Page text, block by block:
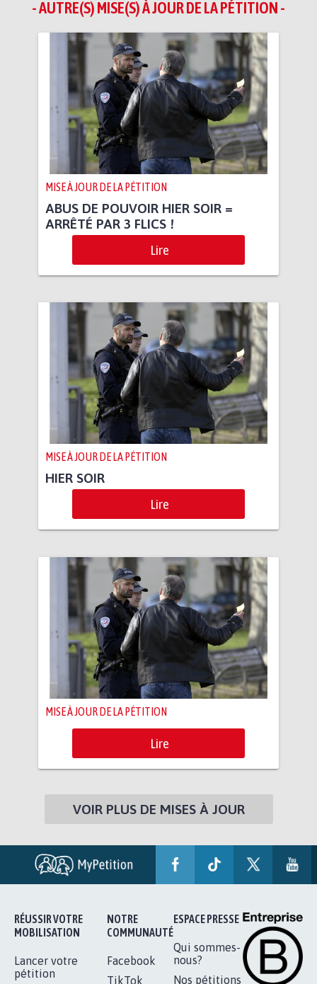
- AUTRE(S) MISE(S) À JOUR DE LA PÉTITION -
MISE À JOUR DE LA PÉTITION
ABUS DE POUVOIR HIER SOIR =
ARRÊTÉ PAR 3 FLICS !
Lire
MISE À JOUR DE LA PÉTITION
HIER SOIR
Lire
MISE À JOUR DE LA PÉTITION
Lire
VOIR PLUS DE MISES À JOUR
RÉUSSIR VOTRE
MOBILISATION
Lancer votre
pétition
NOTRE
COMMUNAUTÉ
Facebook
TikTok
ESPACE PRESSE
Qui sommes-
nous?
Nos pétitions